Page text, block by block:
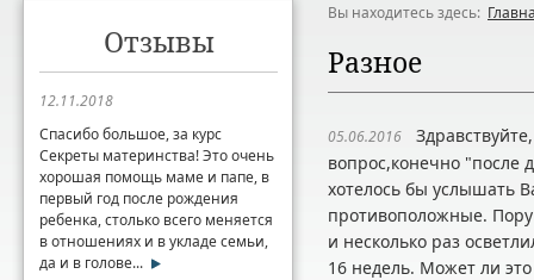
Отзывы
12.11.2018
Спасибо большое, за курс
Секреты материнства! Это очень
хорошая помощь маме и папе, в
первый год после рождения
ребенка, столько всего меняется
в отношениях и в укладе семьи,
да и в голове...
Вы находитесь здесь:
Разное
05.06.2016
вопрос,конечно "после
хотелось бы услышать
противоположные.
и несколько раз
16 недель. Может ли